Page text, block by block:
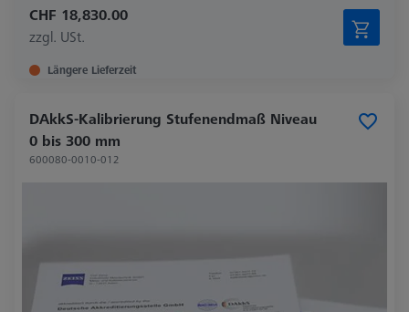
CHF 18,830.00
zzgl. USt.
Längere Lieferzeit
DAkkS-Kalibrierung Stufenendmaß Niveau
0 bis 300 mm
600080-0010-012